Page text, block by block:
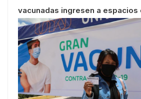
vacunadas ingresen a espacios